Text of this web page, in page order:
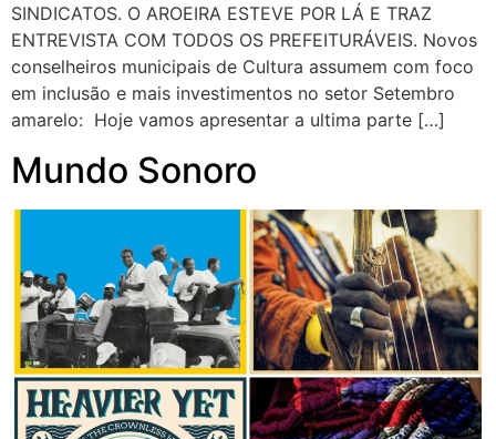
SINDICATOS. O AROEIRA ESTEVE POR LÁ E TRAZ
ENTREVISTA COM TODOS OS PREFEITURÁVEIS. Novos
conselheiros municipais de Cultura assumem com foco
em inclusão e mais investimentos no setor Setembro
amarelo: Hoje vamos apresentar a ultima parte […]
Mundo Sonoro